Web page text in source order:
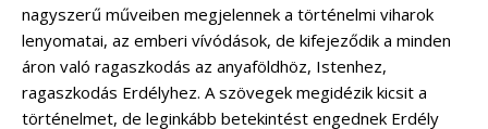
nagyszerű műveiben megjelennek a történelmi viharok
lenyomatai, az emberi vívódások, de kifejeződik a minden
áron való ragaszkodás az anyaföldhöz, Istenhez,
ragaszkodás Erdélyhez. A szövegek megidézik kicsit a
történelmet, de leginkább betekintést engednek Erdély